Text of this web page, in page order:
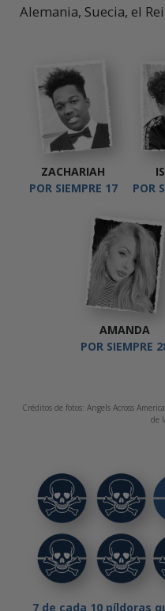
Alemania, Suecia, el
ZACHARIAH
POR SIEMPRE 17
POR
AMANDA
POR SIEMPRE
Créditos de fotos: Angels Across
de
7 de cada 10 píldoras